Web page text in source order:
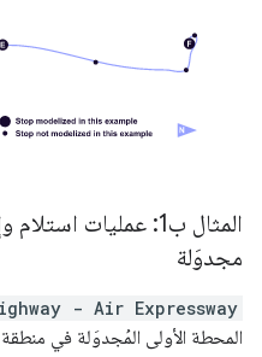
المثال ب1: عمليات
مجدوَلة
- Air Expressway
المحطة الأولى المُجدوَلة في منطقة